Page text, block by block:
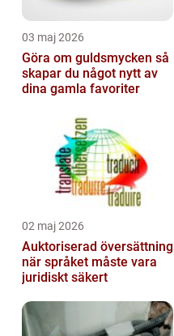
03 maj 2026
Göra om guldsmycken så
skapar du något nytt av
dina gamla favoriter
02 maj 2026
Auktoriserad översättning
när språket måste vara
juridiskt säkert